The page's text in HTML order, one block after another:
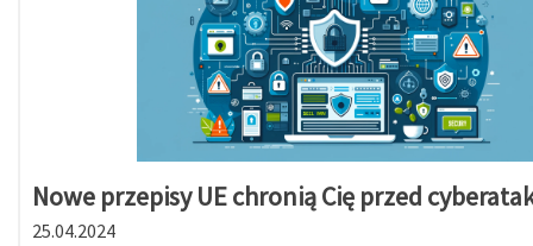
Nowe przepisy UE chronią Cię przed
25.04.2024